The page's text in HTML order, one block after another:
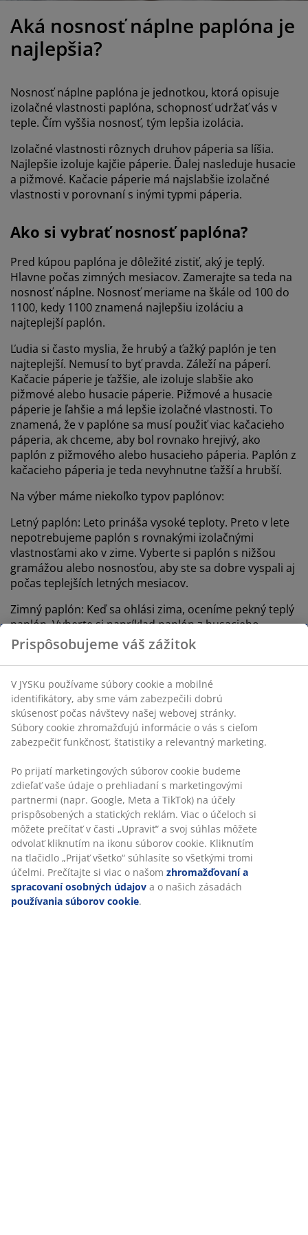
skrine
s úložným priestorom
matrace
nábytku
osvetlenie
Aká nosnosť náplne paplóna je
najlepšia?
Nosnosť náplne paplóna je jednotkou, ktorá opisuje
izolačné vlastnosti paplóna, schopnosť udržať vás v
teple. Čím vyššia nosnosť, tým lepšia izolácia.
Izolačné vlastnosti rôznych druhov páperia sa líšia.
Najlepšie izoluje kajčie páperie. Ďalej nasleduje husacie
a pižmové. Kačacie páperie má najslabšie izolačné
vlastnosti v porovnaní s inými typmi páperia.
Ako si vybrať nosnosť paplóna?
Pred kúpou paplóna je dôležité zistiť, aký je teplý.
Hlavne počas zimných mesiacov. Zamerajte sa teda na
nosnosť náplne. Nosnosť meriame na škále od 100 do
1100, kedy 1100 znamená najlepšiu izoláciu a
najteplejší paplón.
Ľudia si často myslia, že hrubý a ťažký paplón je ten
najteplejší. Nemusí to byť pravda. Záleží na páperí.
Kačacie páperie je ťažšie, ale izoluje slabšie ako
pižmové alebo husacie páperie. Pižmové a husacie
páperie je ľahšie a má lepšie izolačné vlastnosti. To
znamená, že v paplóne sa musí použiť viac kačacieho
páperia, ak chceme, aby bol rovnako hrejivý, ako
paplón z pižmového alebo husacieho páperia. Paplón z
kačacieho páperia je teda nevyhnutne ťažší a hrubší.
Na výber máme niekoľko typov paplónov:
Letný paplón: Leto prináša vysoké teploty. Preto v lete
nepotrebujeme paplón s rovnakými izolačnými
vlastnosťami ako v zime. Vyberte si paplón s nižšou
gramážou alebo nosnosťou, aby ste sa dobre vyspali aj
počas teplejších letných mesiacov.
Zimný paplón: Keď sa ohlási zima, oceníme pekný teplý
paplón. Vyberte si napríklad paplón z husacieho
páperie s 725. Bude vám teplo počas celej zimy.
Celoročný paplón: Ak doma nechcete skladovať dva
paplóny, je pre vás ideálny celoročný paplón. Vyberte si
ho, pokiaľ máte v spálni celoročne stálu teplotu.
Potíte sa alebo v noci mrznete?
Zvyknete sa v noci potiť alebo máte stále studené
nohy? Výberom prikrývky s vhodnou nosnosťou náplne
môžete svoj problém jednoducho vyriešiť.
Ak vám je počas spánku príliš teplo, váš paplón má
privysokú nosnosť náplne alebo je ťažký. Naopak
neustále ľadové nohy mohol spôsobiť ľahký paplón s
nízkou izoláciou. Teplý paplón s vysokou nosnosťou
náplne vás udrží v teple celú noc.
Pokiaľ sa o posteľ delíte s ďalšou osobou, bude vám
Prispôsobujeme váš zážitok
V JYSKu používame súbory cookie a mobilné
identifikátory, aby sme vám zabezpečili dobrú
skúsenosť počas návštevy našej webovej stránky.
Súbory cookie zhromažďujú informácie o vás s cieľom
zabezpečiť funkčnosť, štatistiky a relevantný marketing.
Po prijatí marketingových súborov cookie budeme
zdieľať vaše údaje o prehliadaní s marketingovými
partnermi (napr. Google, Meta a TikTok) na účely
prispôsobených a statických reklám. Viac o účeloch si
môžete prečítať v časti „Upraviť“ a svoj súhlas môžete
odvolať kliknutím na ikonu súborov cookie. Kliknutím
na tlačidlo „Prijať všetko“ súhlasíte so všetkými tromi
účelmi. Prečítajte si viac o našom zhromažďovaní a
spracovaní osobných údajov a o našich zásadách
používania súborov cookie.